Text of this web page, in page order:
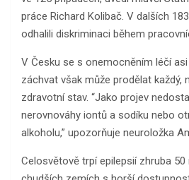
práce Richard Kolibač. V dalších
odhalili diskriminaci během
V Česku se s onemocněním léčí
záchvat však může prodělat každý,
zdravotní stav. “Jako projev
nerovnováhy iontů a sodíku nebo
alkoholu,” upozorňuje neuroložka
Celosvětově trpí epilepsií zhruba